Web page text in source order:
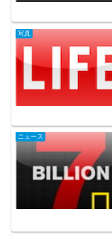
写真
ニュース